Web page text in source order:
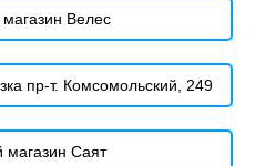
Велес
пр-т. Комсомольский, 249
магазин Саят